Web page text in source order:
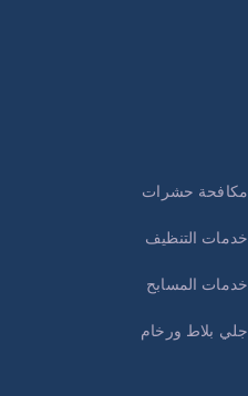
مكافحة حشرات
خدمات التنظيف
خدمات المسابح
جلي بلاط ورخام